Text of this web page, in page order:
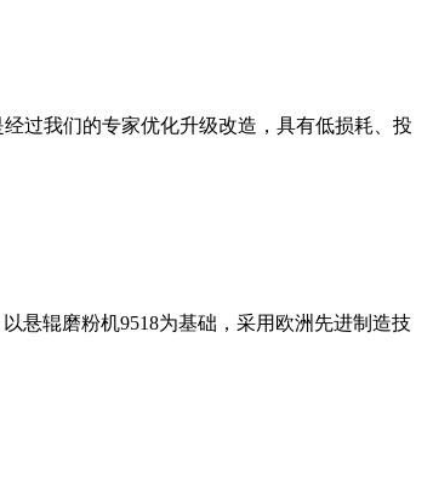
过我们的专家优化升级改造，具有低损耗、投
悬辊磨粉机9518为基础，采用欧洲先进制造技